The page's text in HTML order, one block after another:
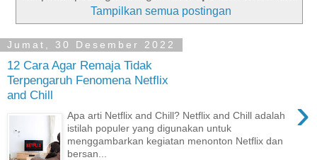
Tampilkan semua postingan
Jumat, 30 Desember 2022
12 Cara Agar Remaja Tidak
Terpengaruh Fenomena Netflix
and Chill
›
Apa arti Netflix and Chill? Netflix and Chill adalah
istilah populer yang digunakan untuk
menggambarkan kegiatan menonton Netflix dan
bersan...